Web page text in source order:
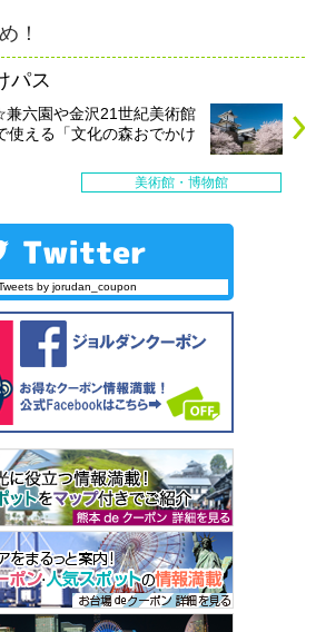
！
パス
六園や金沢21世紀美術館
使える「文化の森おでかけ
美術館・博物館
by jorudan_coupon